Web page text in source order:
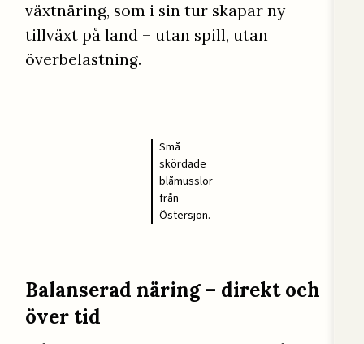
växtnäring, som i sin tur skapar ny
tillväxt på land – utan spill, utan
överbelastning.
Små
skördade
blåmusslor
från
Östersjön.
Balanserad näring – direkt och
över tid